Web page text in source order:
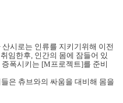
시로는 인류를 지키기위해 이전
임한후, 인간의 몸에 잠들어 있
폭시키는 [M프로젝트]를 준비
은 츄브와의 싸움을 대비해 몸을